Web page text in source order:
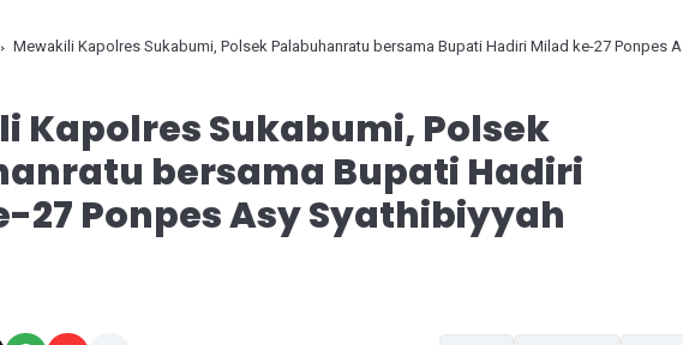
Mewakili Kapolres Sukabumi, Polsek Palabuhanratu bersama Bupati Hadiri Milad ke-27 Ponpes Asy Syathibiyyah
Kapolres Sukabumi, Polsek
bersama Bupati Hadiri
27 Ponpes Asy Syathibiyyah